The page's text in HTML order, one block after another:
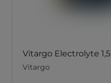
Vitargo Electrolyte
Vitargo